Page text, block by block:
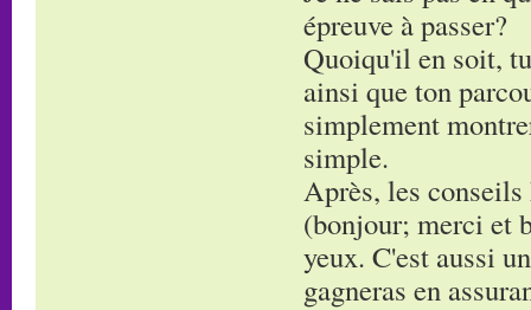
épreuve à passer?
Quoiqu'il en soit,
ainsi que ton
simplement
simple.
Après, les
(bonjour; merci et
yeux. C'est aussi
gagneras en